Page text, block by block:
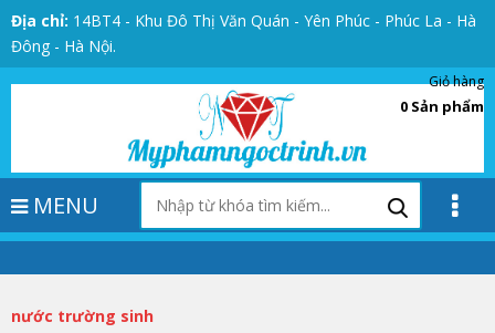
Địa chỉ: 14BT4 - Khu Đô Thị Văn Quán - Yên Phúc - Phúc La - Hà
Đông - Hà Nội.
MENU
Giỏ hàng
0 Sản phẩm
nước trường sinh